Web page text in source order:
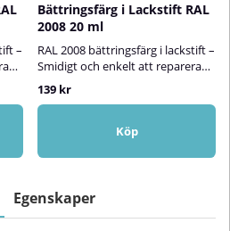
–
Bättringsfärg i Lackstift RAL
2008 20 ml
RAL 2008 bättringsfärg i lackstift –
Smidigt och enkelt att reparera
små skadorMed RAL 2008
bättringsfärg i lackstift kan du
snabbt och enkelt reparera små
lackskador på målade ytor både
vattenbaserade halvblanka
professionell finish som
återställer ytan till sitt
139 kr
Köp
Egenskaper